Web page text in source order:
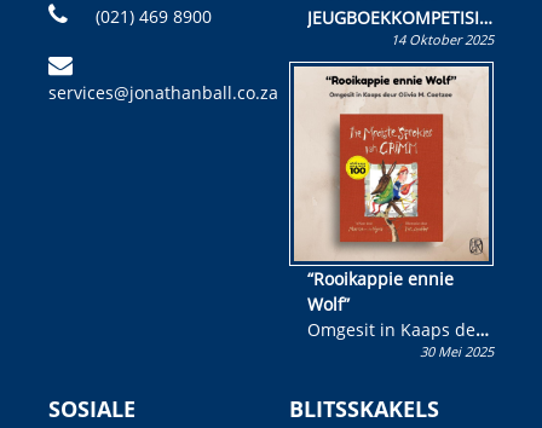
(021) 469 8900
services@jonathanball.co.za
JEUGBOEKKOMPETISIE
Skryf ’n jeugboek of
kinderboek en staan ’n
kans om R50 000 te
wen!
14 Oktober 2025
“Rooikappie ennie
Wolf”
Omgesit in Kaaps deur
Olivia M. Coetzee30 Mei 2025
SOSIALE BLITSSKAKELS